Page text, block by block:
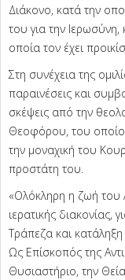
Διάκονο, κατά την
του για την
οποία τον έχει
Στη συνέχεια της
παραινέσεις και
σκέψεις από την
Θεοφόρου, του
την μοναχική του
προστάτη του.
«Ολόκληρη η ζωή του
ιερατικής διακονίας,
Τράπεζα και
Ως Επίσκοπός της
Θυσιαστήριο, την